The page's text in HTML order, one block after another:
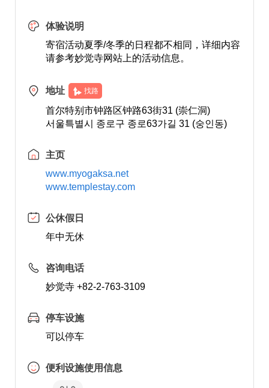
体验说明
寄宿活动夏季/冬季的日程都不相同，详细内容
请参考妙觉寺网站上的活动信息。
地址 找路
首尔特别市钟路区钟路63街31 (崇仁洞)
서울특별시 종로구 종로63가길 31 (숭인동)
主页
www.myogaksa.net
www.templestay.com
公休假日
年中无休
咨询电话
妙觉寺 +82-2-763-3109
停车设施
可以停车
便利设施使用信息